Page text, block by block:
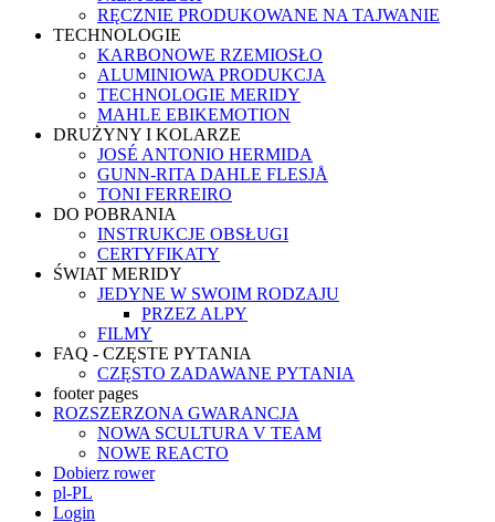
RĘCZNIE PRODUKOWANE NA TAJWANIE
TECHNOLOGIE
KARBONOWE RZEMIOSŁO
ALUMINIOWA PRODUKCJA
TECHNOLOGIE MERIDY
MAHLE EBIKEMOTION
DRUŻYNY I KOLARZE
JOSÉ ANTONIO HERMIDA
GUNN-RITA DAHLE FLESJÅ
TONI FERREIRO
DO POBRANIA
INSTRUKCJE OBSŁUGI
CERTYFIKATY
ŚWIAT MERIDY
JEDYNE W SWOIM RODZAJU
PRZEZ ALPY
FILMY
FAQ - CZĘSTE PYTANIA
CZĘSTO ZADAWANE PYTANIA
footer pages
ROZSZERZONA GWARANCJA
NOWA SCULTURA V TEAM
NOWE REACTO
Dobierz rower
pl-PL
Login